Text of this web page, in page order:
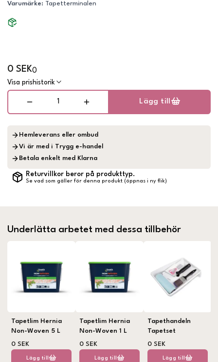
Varumärke: Tapetterminalen
0 SEK0
Visa prishistorik
Lägg till
Hemleverans eller ombud
Vi är med i Trygg e-handel
Betala enkelt med Klarna
Returvillkor beror på produkttyp.
Se vad som gäller för denna produkt (öppnas i ny flik)
Underlätta arbetet med dessa tillbehör
Tapetlim Hernia
Non-Woven 5 L
0 SEK
Lägg till
Tapetlim Hernia
Non-Woven 1 L
0 SEK
Lägg till
Tapethandeln
Tapetset
0 SEK
Lägg till